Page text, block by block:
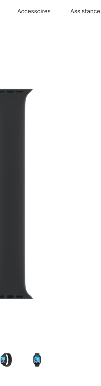
Accessoires Assistance